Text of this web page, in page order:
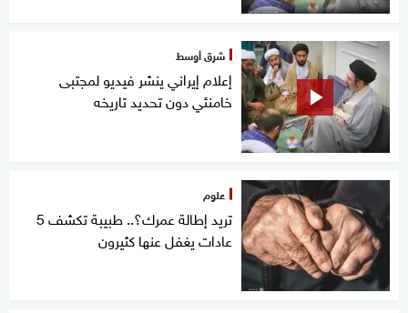
شرق أوسط
إعلام إيراني ينشر فيديو لمجتبى
خامنئي دون تحديد تاريخه
علوم
تريد إطالة عمرك؟.. طبيبة تكشف 5
عادات يغفل عنها كثيرون